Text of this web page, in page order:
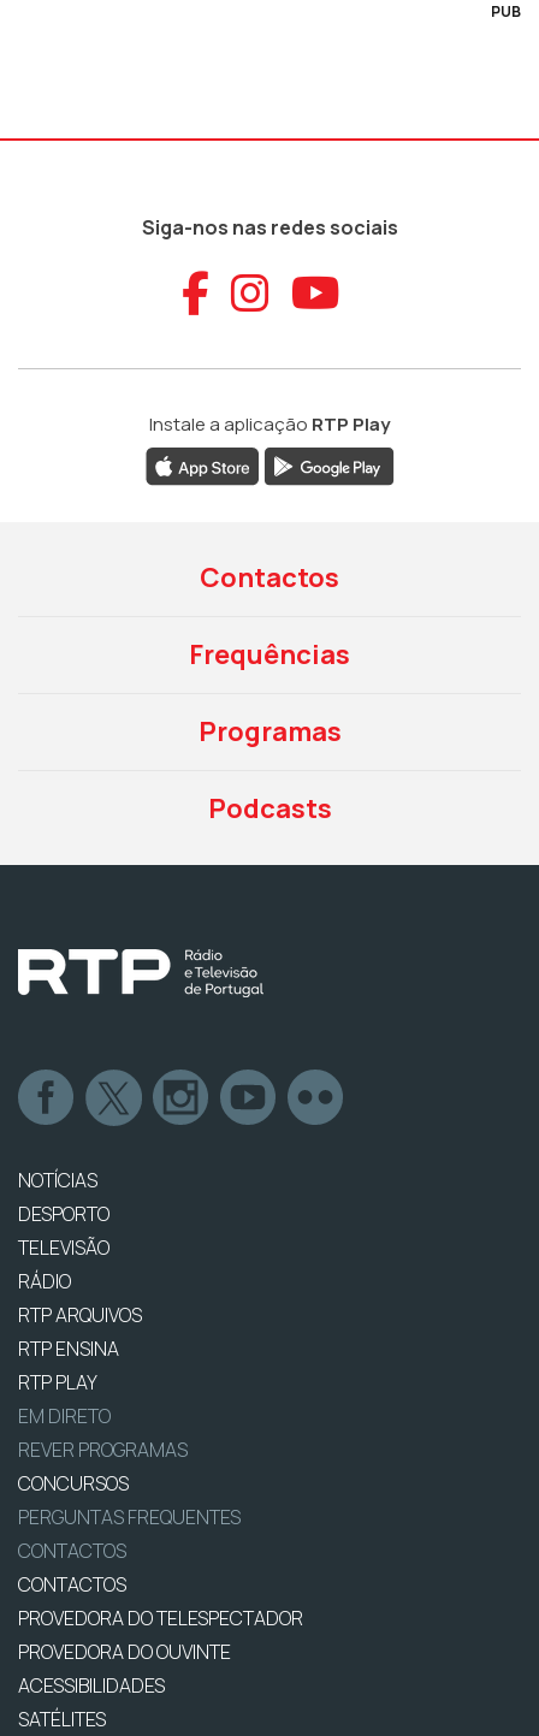
PUB
Siga-nos nas redes sociais
Aceder ao
Aceder ao
Aceder
Instale a aplicação RTP Play
Contactos
Frequências
Programas
Podcasts
NOTÍCIAS
DESPORTO
TELEVISÃO
RÁDIO
RTP ARQUIVOS
RTP ENSINA
RTP PLAY
EM DIRETO
REVER PROGRAMAS
CONCURSOS
PERGUNTAS FREQUENTES
CONTACTOS
CONTACTOS
PROVEDORA DO TELESPECTADOR
PROVEDORA DO OUVINTE
ACESSIBILIDADES
SATÉLITES